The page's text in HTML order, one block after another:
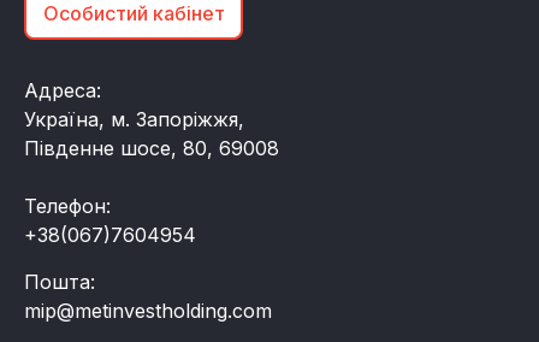
Особистий кабінет
Адреса:
Україна, м. Запоріжжя,
Південне шосе, 80, 69008
Телефон:
+38(067)7604954
Пошта:
mip@metinvestholding.com